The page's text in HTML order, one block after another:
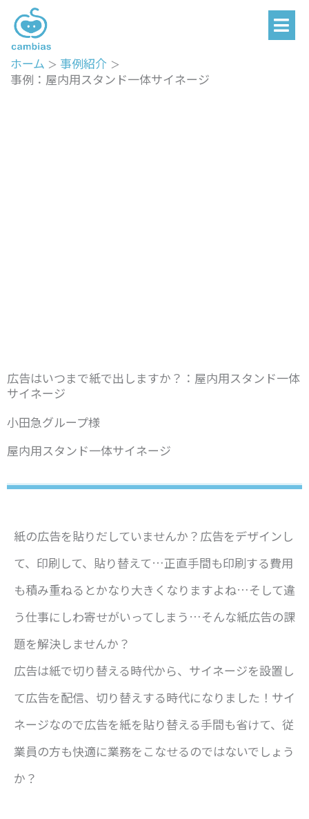
メ
ニ
ュ
ホーム
事例紹介
事例：屋内用スタンド一体サイネージ
広告はいつまで紙で出しますか？：屋内用スタンド一体
サイネージ
小田急グループ様
屋内用スタンド一体サイネージ
紙の広告を貼りだしていませんか？広告をデザインし
て、印刷して、貼り替えて…正直手間も印刷する費用
も積み重ねるとかなり大きくなりますよね…そして違
う仕事にしわ寄せがいってしまう…そんな紙広告の課
題を解決しませんか？
広告は紙で切り替える時代から、サイネージを設置し
て広告を配信、切り替えする時代になりました！サイ
ネージなので広告を紙を貼り替える手間も省けて、従
業員の方も快適に業務をこなせるのではないでしょう
か？